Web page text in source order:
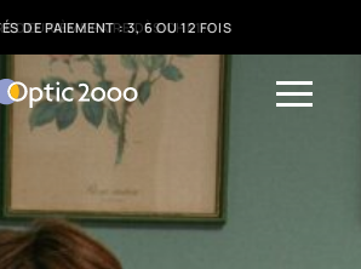
DE PAIEMENT : 3, 6 OU 12 FOIS